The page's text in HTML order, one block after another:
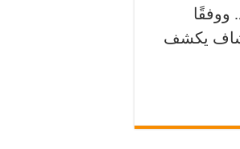
ووفقًا
يكشف